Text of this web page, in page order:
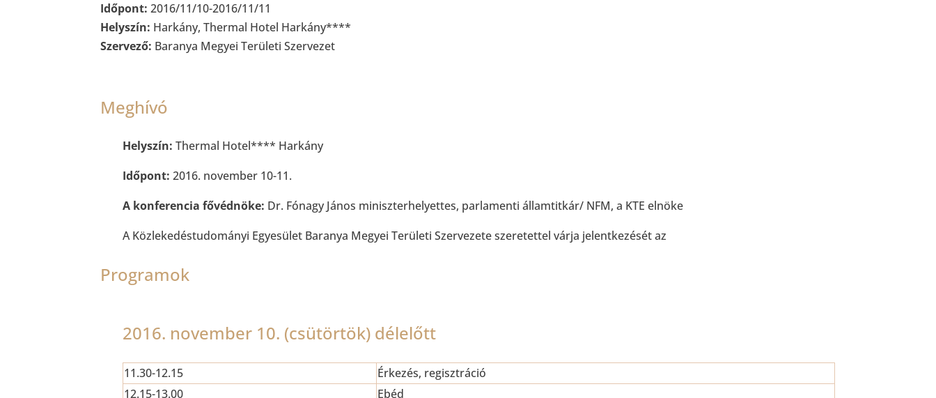
Időpont: 2016/11/10-2016/11/11
Helyszín: Harkány, Thermal Hotel Harkány****
Szervező: Baranya Megyei Területi Szervezet
Meghívó
Helyszín: Thermal Hotel**** Harkány
Időpont: 2016. november 10-11.
A konferencia fővédnöke: Dr. Fónagy János miniszterhelyettes, parlamenti államtitkár/ NFM, a KTE elnöke
A Közlekedéstudományi Egyesület Baranya Megyei Területi Szervezete szeretettel várja jelentkezését az
Programok
2016. november 10. (csütörtök) délelőtt
11.30-12.15
Érkezés, regisztráció
12.15-13.00
Ebéd